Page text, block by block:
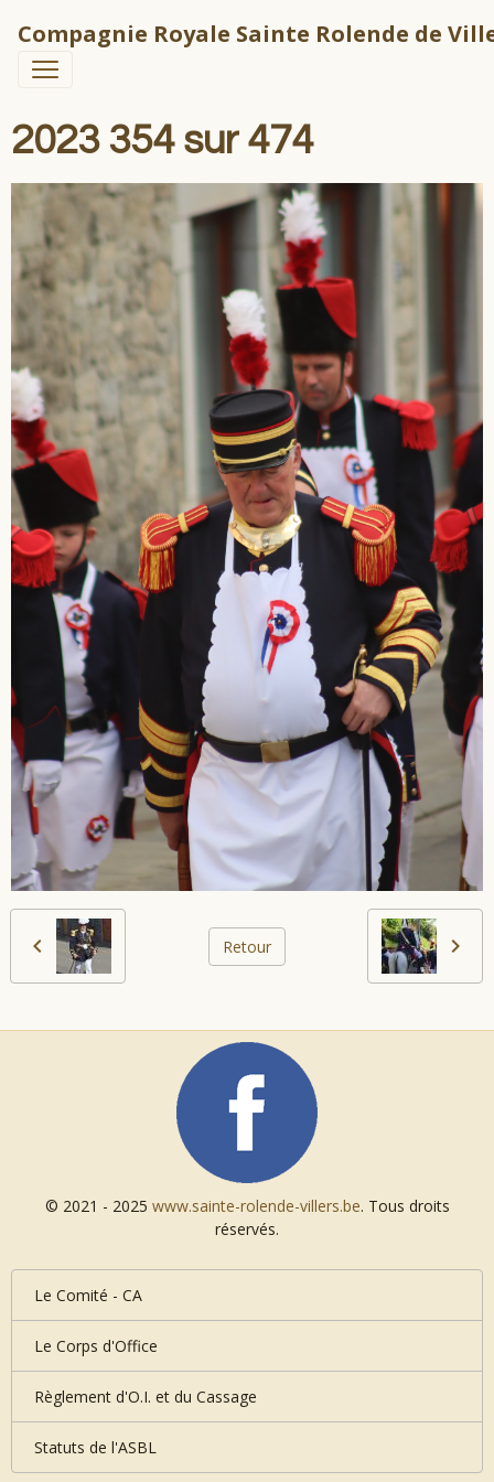
Compagnie Royale Sainte Rolende de
2023 354 sur 474
Retour
© 2021 - 2025 www.sainte-rolende-villers.be. Tous droits
réservés.
Le Comité - CA
Le Corps d'Office
Règlement d'O.I. et du Cassage
Statuts de l'ASBL